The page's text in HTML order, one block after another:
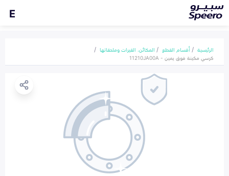
E
الرئيسية أقسام القطع
المكائن، القيرات وملحقاتها
كرسي مكينة فوق يمين - 11210JA00A